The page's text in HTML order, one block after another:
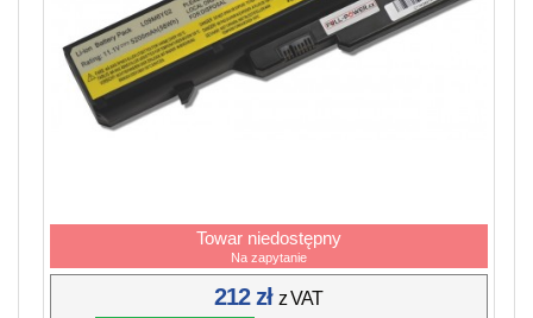
Towar niedostępny
Na zapytanie
212 złz VAT